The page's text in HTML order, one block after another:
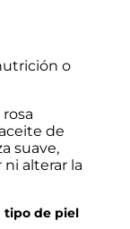
o
de
suave,
alterar la
tipo de piel